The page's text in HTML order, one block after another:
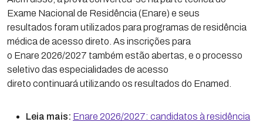
Exame Nacional de Residência (Enare) e seus
resultados foram utilizados para programas de residência
médica de acesso direto. As inscrições para
o Enare 2026/2027 também estão abertas, e o processo
seletivo das especialidades de acesso
direto continuará utilizando os resultados do Enamed.
Leia mais: Enare 2026/2027: candidatos à residência